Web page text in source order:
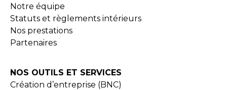
Notre équipe
Statuts et règlements intérieurs
Nos prestations
Partenaires
NOS OUTILS ET SERVICES
Création d’entreprise (BNC)